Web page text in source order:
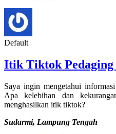
Default
Itik Tiktok Pedaging
Saya ingin mengetahui
Apa kelebihan dan
menghasilkan itik tiktok?
Sudarmi, Lampung Tengah